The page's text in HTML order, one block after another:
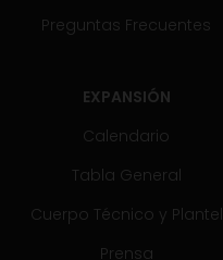
Preguntas Frecuentes
EXPANSIÓN
Calendario
Tabla General
Cuerpo Técnico y Plantel
Prensa